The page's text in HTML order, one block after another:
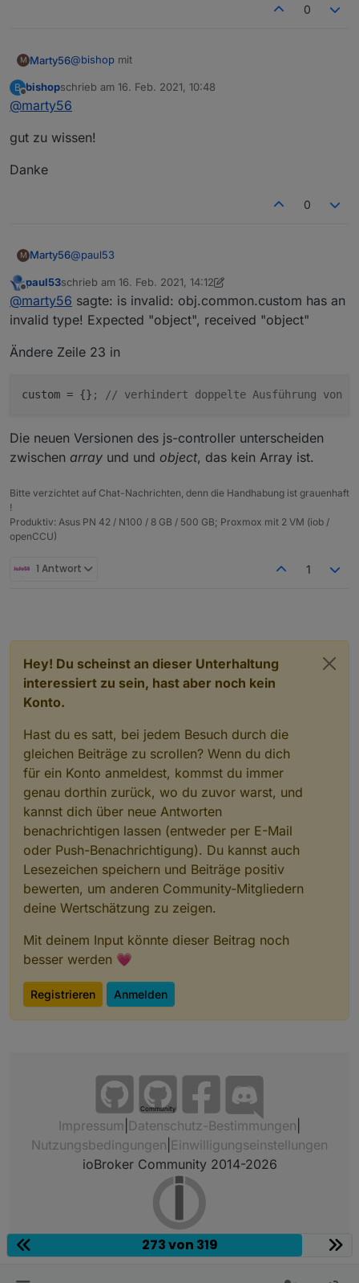
0
M Marty56@bishop mit
B
Offline
bishopschrieb am 16. Feb. 2021, 10:48
zuletzt editiert von
@marty56
gut zu wissen!
Danke
0
M Marty56@paul53
Beim Erzeugen für den alias eines Homematic
Temperaturfühlers bekomme ich
javascript.0	2021-02-16 09:34:13.603
Bei allen meinen Datenpunkten ist
custom = [];
Offline
paul53schrieb am 16. Feb. 2021, 14:12
zuletzt editiert von paul53
@marty56 sagte: is invalid: obj.common.custom has an
invalid type! Expected "object", received "object"
Ändere Zeile 23 in
custom = {} ; // verhindert doppelte Ausführung
Die neuen Versionen des js-controller unterscheiden
zwischen array und und object, das kein Array ist.
Bitte verzichtet auf Chat-Nachrichten, denn die Handhabung ist grauenhaft
!
Produktiv: Asus PN 42 / N100 / 8 GB / 500 GB; Proxmox mit 2 VM (iob /
openCCU)
1 Antwort 1
Hey! Du scheinst an dieser Unterhaltung
interessiert zu sein, hast aber noch kein
Konto.
Hast du es satt, bei jedem Besuch durch die
gleichen Beiträge zu scrollen? Wenn du dich
für ein Konto anmeldest, kommst du immer
genau dorthin zurück, wo du zuvor warst, und
kannst dich über neue Antworten
benachrichtigen lassen (entweder per E-Mail
oder Push-Benachrichtigung). Du kannst auch
Lesezeichen speichern und Beiträge positiv
bewerten, um anderen Community-Mitgliedern
deine Wertschätzung zu zeigen.
Mit deinem Input könnte dieser Beitrag noch
besser werden 💗
Registrieren Anmelden
Community
Impressum Datenschutz-Bestimmungen
Nutzungsbedingungen Einwilligungseinstellungen
ioBroker Community 2014-2026
273 von 319